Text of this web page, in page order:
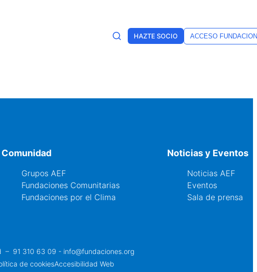
HAZTE SOCIO ACCESO
Comunidad
Grupos AEF
Fundaciones Comunitarias
Fundaciones por el Clima
Noticias y Eventos
Noticias AEF
Eventos
Sala de prensa
– 91 310 63 09 - info@fundaciones.org
de cookiesAccesibilidad Web